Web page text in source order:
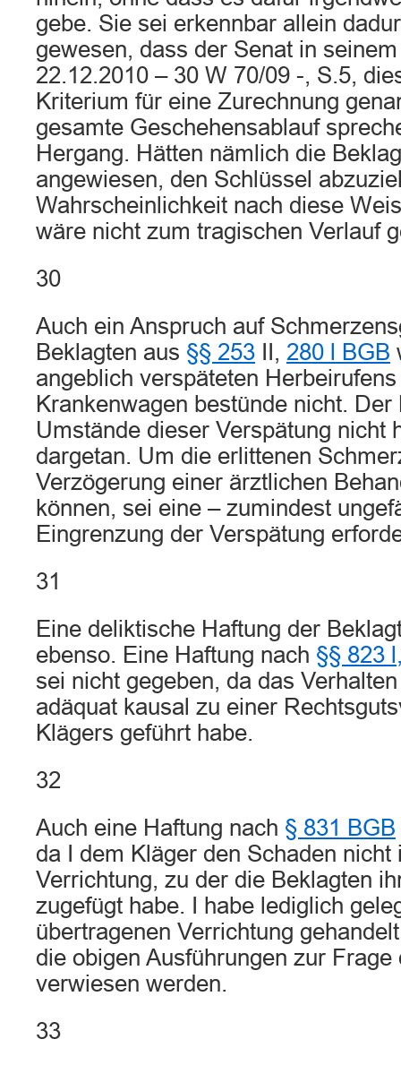
gebe. Sie sei erkennbar allein
gewesen, dass der Senat in
22.12.2010 – 30 W 70/09 -, S.5,
Kriterium für eine Zurechnung
gesamte Geschehensablauf
Hergang. Hätten nämlich die
angewiesen, den Schlüssel
Wahrscheinlichkeit nach diese
wäre nicht zum tragischen Verlauf
30
Auch ein Anspruch auf
Beklagten aus §§ 253 II, 280 l BGB
angeblich verspäteten
Krankenwagen bestünde nicht.
Umstände dieser Verspätung nicht
dargetan. Um die erlittenen
Verzögerung einer ärztlichen
können, sei eine – zumindest
Eingrenzung der Verspätung
31
Eine deliktische Haftung der
ebenso. Eine Haftung nach §§ 823
sei nicht gegeben, da das
adäquat kausal zu einer
Klägers geführt habe.
32
Auch eine Haftung nach § 831 BGB
da I dem Kläger den Schaden nicht
Verrichtung, zu der die Beklagten
zugefügt habe. I habe lediglich
übertragenen Verrichtung
die obigen Ausführungen zur
verwiesen werden.
33